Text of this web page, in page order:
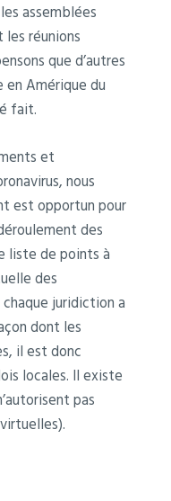
assemblées
réunions
que d’autres
Amérique du
fait.
et
nous
est opportun pour
des
liste de points à
des
juridiction a
dont les
il est donc
locales. Il existe
pas